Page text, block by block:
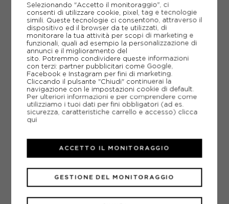
PIÙ INFORMAZIONI
SCHEDA TECNICA
GUIDA ALLE TAGLIE
CONSIGLIATI DA NOI
Selezionando "Accetto il monitoraggio", ci
consenti di utilizzare cookie, pixel, tag e tecnologie
simili. Queste tecnologie ci consentono, attraverso il
dispositivo ed il browser da te utilizzati, di
monitorare la tua attività per scopi di marketing e
funzionali, quali ad esempio la personalizzazione di
annunci e il miglioramento del
sito. Potremmo condividere queste informazioni
con terzi: partner pubblicitari come Google,
Facebook e Instagram per fini di marketing.
Cliccando il pulsante "Chiudi" continuerai la
navigazione con le impostazioni cookie di default.
Per ulteriori informazioni e per comprendere come
utilizziamo i tuoi dati per fini obbligatori (ad es.
sicurezza, caratteristiche carrello e accesso) clicca
qui
GESTIONE DEL MONITORAGGIO
ACCETTO IL MONITORAGGIO